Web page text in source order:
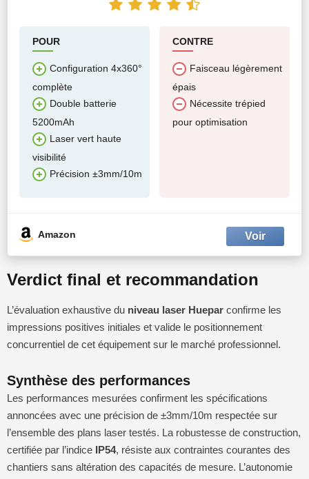
POUR
Configuration 4x360°
complète
Double batterie
5200mAh
Laser vert haute
visibilité
Précision ±3mm/10m
CONTRE
Faisceau légèrement
épais
Nécessite trépied
pour optimisation
Amazon
Verdict final et recommandation
L’évaluation exhaustive du niveau laser Huepar confirme les
impressions positives initiales et valide le positionnement
concurrentiel de cet équipement sur le marché professionnel.
Synthèse des performances
Les performances mesurées confirment les spécifications
annoncées avec une précision de ±3mm/10m respectée sur
l’ensemble des plans laser testés. La robustesse de construction,
certifiée par l’indice IP54, résiste aux contraintes courantes des
chantiers sans altération des capacités de mesure. L’autonomie